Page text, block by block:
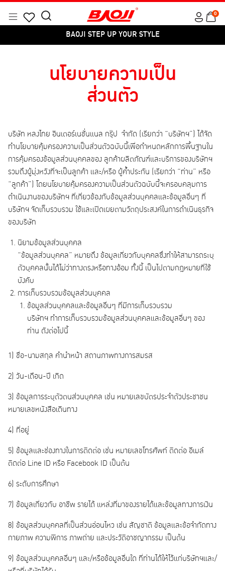
Menu
0
BAOJI STEP UP YOUR STYLE
นโยบายความเป็น
ส่วนตัว
บริษัท หลงไทย อินเตอร์เนชั่นแนล กรุ๊ป จำกัด (เรียกว่า “บริษัทฯ”) ได้จัด
ทำนโยบายคุ้มครองความเป็นส่วนตัวฉบับนี้เพื่อกำหนดหลักการพื้นฐานใน
การคุ้มครองข้อมูลส่วนบุคคลของ ลูกค้าผลิตภัณฑ์และบริการของบริษัทฯ
รวมถึงผู้มุ่งหวังที่จะเป็นลูกค้า และ/หรือ ผู้ค้ำประกัน (เรียกว่า “ท่าน” หรือ
“ลูกค้า”) โดยนโยบายคุ้มครองความเป็นส่วนตัวฉบับนี้จะครอบคลุมการ
ดำเนินงานของบริษัทฯ ที่เกี่ยวข้องกับข้อมูลส่วนบุคคลและข้อมูลอื่นๆ ที่
บริษัทฯ จัดเก็บรวบรวม ใช้และเปิดเผยตามวัตถุประสงค์ในการดำเนินธุรกิจ
ของบริษัท
นิยามข้อมูลส่วนบุคคล
“ข้อมูลส่วนบุคคล” หมายถึง ข้อมูลเกี่ยวกับบุคคลซึ่งทำให้สามารถระบุ
ตัวบุคคลนั้นได้ไม่ว่าทางตรงหรือทางอ้อม ทั้งนี้ เป็นไปตามกฎหมายที่ใช้
บังคับ
การเก็บรวบรวมข้อมูลส่วนบุคคล
ข้อมูลส่วนบุคคลและข้อมูลอื่นๆ ที่มีการเก็บรวบรวม
บริษัทฯ ทำการเก็บรวบรวมข้อมูลส่วนบุคคลและข้อมูลอื่นๆ ของ
ท่าน ดังต่อไปนี้
1) ชื่อ-นามสกุล คำนำหน้า สถานภาพทางการสมรส
2) วัน-เดือน-ปี เกิด
3) ข้อมูลการระบุตัวตนส่วนบุคคล เช่น หมายเลขบัตรประจำตัวประชาชน
หมายเลขหนังสือเดินทาง
4) ที่อยู่
5) ข้อมูลและช่องทางในการติดต่อ เช่น หมายเลขโทรศัพท์ ติดต่อ อีเมล์
ติดต่อ Line ID หรือ Facebook ID เป็นต้น
6) ระดับการศึกษา
7) ข้อมูลเกี่ยวกับ อาชีพ รายได้ แหล่งที่มาของรายได้และข้อมูลทางการเงิน
8) ข้อมูลส่วนบุคคลที่เป็นส่วนอ่อนไหว เช่น สัญชาติ ข้อมูลและข้อจำกัดทาง
กายภาพ ความพิการ ภาพถ่าย และประวัติอาชญากรรม เป็นต้น
9) ข้อมูลส่วนบุคคลอื่นๆ และ/หรือข้อมูลอื่นใด ที่ท่านได้ให้ไว้แก่บริษัทฯและ/